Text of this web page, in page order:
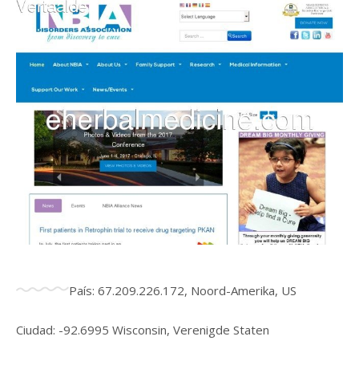
País: 67.209.226.172, Noord-Amerika, US
Ciudad: -92.6995 Wisconsin, Verenigde Staten